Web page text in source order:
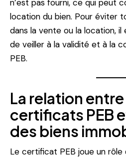
n’est pas fourni, ce qui peut
location du bien. Pour éviter
dans la vente ou la location,
de veiller à la validité et à la
PEB.
La relation
certificats PEB
des biens
Le certificat PEB joue un